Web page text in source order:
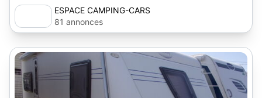
ESPACE CAMPING-CARS
81 annonces